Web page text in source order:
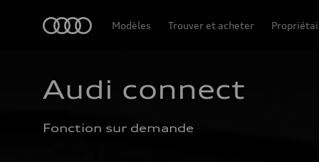
Modèles Trouver et acheter
Audi connect
Fonction sur demande